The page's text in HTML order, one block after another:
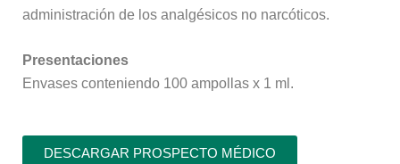
administración de los analgésicos no narcóticos.
Presentaciones
Envases conteniendo 100 ampollas x 1 ml.
DESCARGAR PROSPECTO MÉDICO